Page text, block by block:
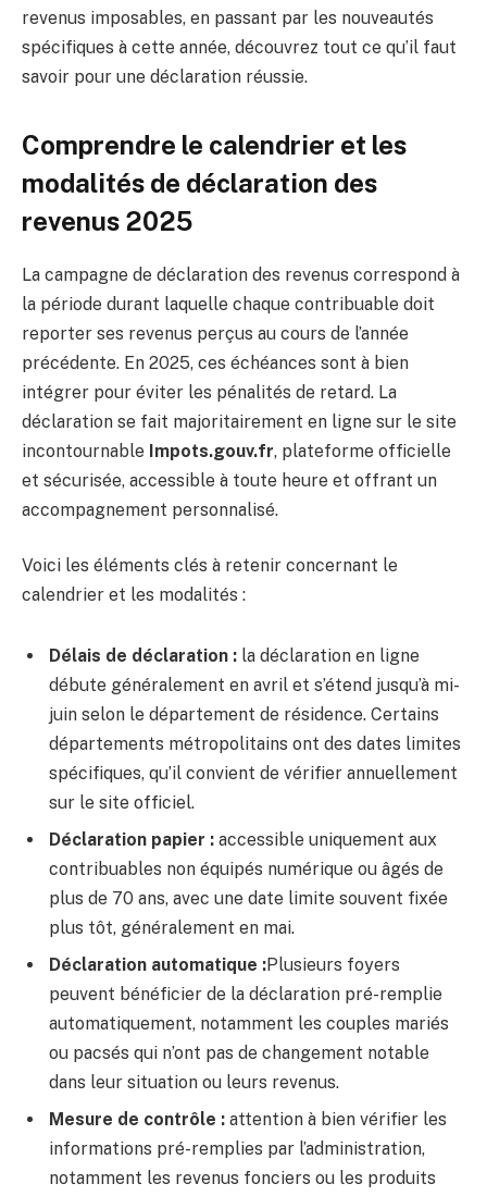
revenus imposables, en passant par les nouveautés
spécifiques à cette année, découvrez tout ce qu’il faut
savoir pour une déclaration réussie.
Comprendre le calendrier et les
modalités de déclaration des
revenus 2025
La campagne de déclaration des revenus correspond à
la période durant laquelle chaque contribuable doit
reporter ses revenus perçus au cours de l’année
précédente. En 2025, ces échéances sont à bien
intégrer pour éviter les pénalités de retard. La
déclaration se fait majoritairement en ligne sur le site
incontournable Impots.gouv.fr, plateforme officielle
et sécurisée, accessible à toute heure et offrant un
accompagnement personnalisé.
Voici les éléments clés à retenir concernant le
calendrier et les modalités :
Délais de déclaration : la déclaration en ligne
débute généralement en avril et s’étend jusqu’à mi-
juin selon le département de résidence. Certains
départements métropolitains ont des dates limites
spécifiques, qu’il convient de vérifier annuellement
sur le site officiel.
Déclaration papier : accessible uniquement aux
contribuables non équipés numérique ou âgés de
plus de 70 ans, avec une date limite souvent fixée
plus tôt, généralement en mai.
Déclaration automatique :Plusieurs foyers
peuvent bénéficier de la déclaration pré-remplie
automatiquement, notamment les couples mariés
ou pacsés qui n’ont pas de changement notable
dans leur situation ou leurs revenus.
Mesure de contrôle : attention à bien vérifier les
informations pré-remplies par l’administration,
notamment les revenus fonciers ou les produits